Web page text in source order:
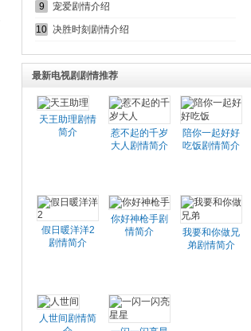
9 宠爱剧情介绍
10 决胜时刻剧情介绍
最新电视剧剧情推荐
天王助理剧情
简介
惹不起的千岁
大人剧情简介
陪你一起好好
吃饭剧情简介
假日暖洋洋2
剧情简介
你好神枪手剧
情简介
我要和你做兄
弟剧情简介
人世间剧情简